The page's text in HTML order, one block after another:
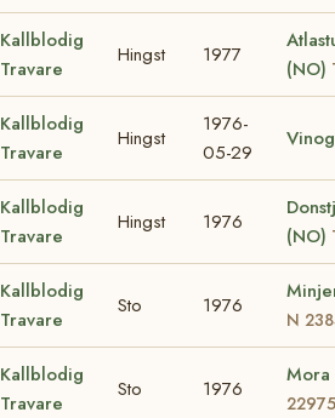
Kallblodig
Travare
Hingst 1977
(NO)
Kallblodig
Travare
Hingst
1976-
05-29
Kallblodig
Travare
Hingst 1976
(NO)
Kallblodig
Travare
Sto 1976
N
Kallblodig
Travare
Sto 1976
22975